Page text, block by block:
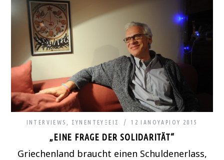
INTERVIEWS ΣΥΝΕΝΤΕΎΞΕΙΣ 12 ΙΑΝΟΥΑΡΊΟΥ 2015
„EINE FRAGE DER SOLIDARITÄT“
Griechenland braucht einen Schuldenerlass,